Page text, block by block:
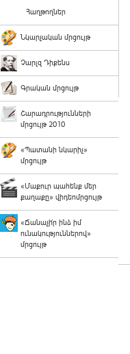
Հաղթողներ
Նկարչական մրցույթ
Չարլզ Դիքենս
Գրական մրցույթ
Շարադրությունների
մրցույթ 2010
«Պատանի նկարիչ»
մրցույթ
«Մաքուր պահենք մեր
քաղաքը» վիդեոմրցույթ
«Ճանաչի՛ր ինձ իմ
ունակություններով»
մրցույթ